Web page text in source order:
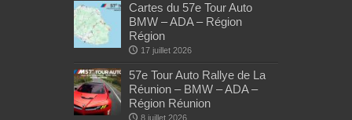
Cartes du 57e Tour Auto
BMW – ADA – Région
Région
17 juillet 2026
57e Tour Auto Rallye de La
Réunion – BMW – ADA –
Région Réunion
8 juillet 2026